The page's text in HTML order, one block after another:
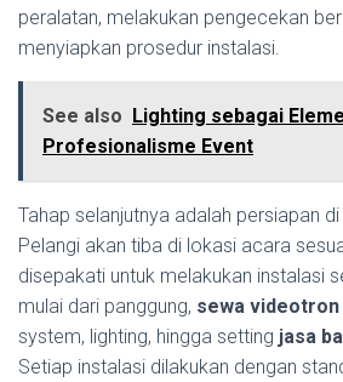
peralatan, melakukan pengecekan
menyiapkan prosedur instalasi.
See also Lighting sebagai
Profesionalisme Event
Tahap selanjutnya adalah persiapan
Pelangi akan tiba di lokasi acara
disepakati untuk melakukan instalasi
mulai dari panggung, sewa videotron
system, lighting, hingga setting jasa
Setiap instalasi dilakukan dengan